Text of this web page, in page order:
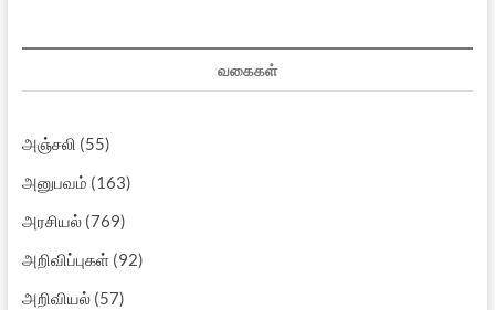
வகைகள்
அஞ்சலி (55)
அனுபவம் (163)
அரசியல்(769)
அறிவிப்புகள்(92)
அறிவியல்(57)